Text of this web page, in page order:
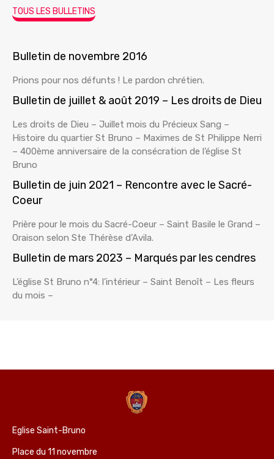
TOUS LES BULLETINS
Bulletin de novembre 2016
Prions pour nos défunts ! Le pardon chrétien.
Bulletin de juillet & août 2019 – Les droits de Dieu
Les droits de Dieu – Juillet mois du Précieux Sang –
Histoire du quartier St Bruno – Maximes de St Philippe Nerri
– 400ème anniversaire de la consécration de l’église St
Bruno
Bulletin de juin 2021 – Rencontre avec le Sacré-
Coeur
Prière pour le mois du Sacré-Coeur – Saint Basile le Grand –
Oraison selon Ste Thérèse d’Avila.
Bulletin de mars 2023 – Marqués par les cendres
L’église St Bruno n°4: l’intérieur – Saint Benoît – Les fleurs
du mois –
Eglise Saint-Bruno
Place du 11 novembre